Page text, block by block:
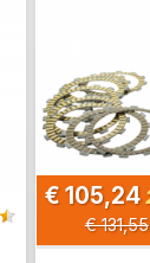
€ 105,24
€ 131,55